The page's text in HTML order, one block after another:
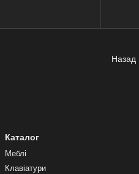
Назад
Каталог
Меблі
Клавіатури